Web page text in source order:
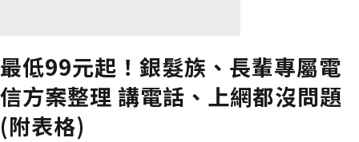
最低99元起！銀髮族、長輩專屬電
信方案整理 講電話、上網都沒問題
(附表格)